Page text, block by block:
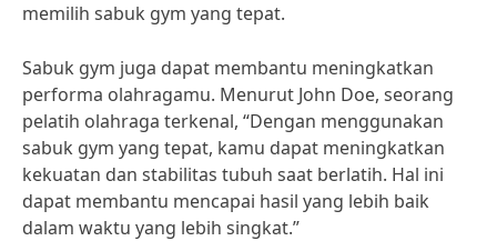
memilih sabuk gym yang tepat.
Sabuk gym juga dapat membantu meningkatkan
performa olahragamu. Menurut John Doe, seorang
pelatih olahraga terkenal, “Dengan menggunakan
sabuk gym yang tepat, kamu dapat meningkatkan
kekuatan dan stabilitas tubuh saat berlatih. Hal ini
dapat membantu mencapai hasil yang lebih baik
dalam waktu yang lebih singkat.”